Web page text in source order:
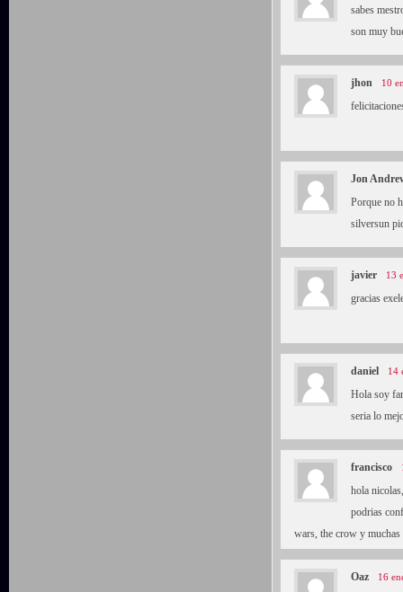
sabes
son muy
jhon 10
Jon
Porque no
silversun
javier 13
gracias
daniel 14
Hola soy
seria lo
francisco
hola
podrias
wars, the crow y
Oaz 16